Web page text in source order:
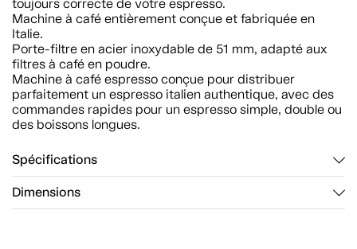
toujours correcte de votre espresso.
Machine à café entièrement conçue et fabriquée en
Italie.
Porte-filtre en acier inoxydable de 51 mm, adapté aux
filtres à café en poudre.
Machine à café espresso conçue pour distribuer
parfaitement un espresso italien authentique, avec des
commandes rapides pour un espresso simple, double ou
des boissons longues.
Spécifications
Dimensions